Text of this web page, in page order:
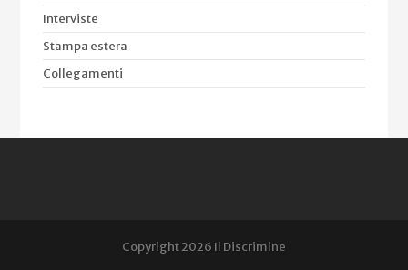
Interviste
Stampa estera
Collegamenti
Copyright 2026 Il Discrimine